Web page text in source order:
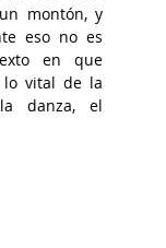
montón, y
eso no es
en que
lo vital de la
danza, el